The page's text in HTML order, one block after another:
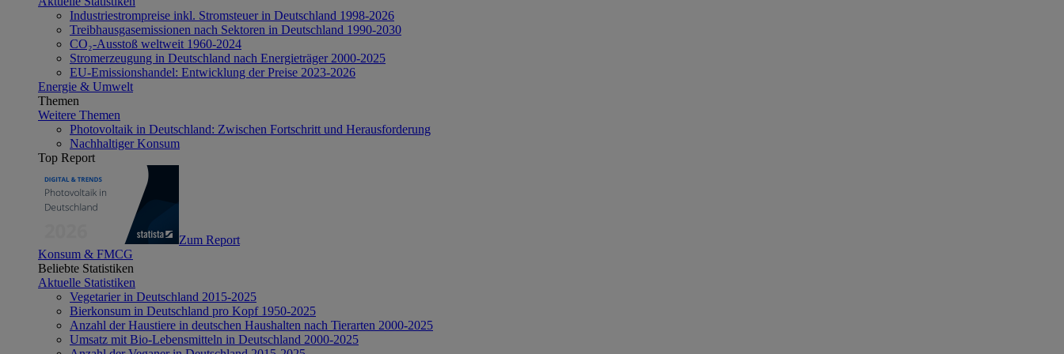
Industriestrompreise inkl. Stromsteuer in Deutschland 1998-2026
Treibhausgasemissionen nach Sektoren in Deutschland 1990-2030
CO₂-Ausstoß weltweit 1960-2024
Stromerzeugung in Deutschland nach Energieträger 2000-2025
EU-Emissionshandel: Entwicklung der Preise 2023-2026
Energie & Umwelt
Themen
Weitere Themen
Photovoltaik in Deutschland: Zwischen Fortschritt und Herausforderung
Nachhaltiger Konsum
Top Report
Zum Report
Konsum & FMCG
Beliebte Statistiken
Aktuelle Statistiken
Vegetarier in Deutschland 2015-2025
Bierkonsum in Deutschland pro Kopf 1950-2025
Anzahl der Haustiere in deutschen Haushalten nach Tierarten 2000-2025
Umsatz mit Bio-Lebensmitteln in Deutschland 2000-2025